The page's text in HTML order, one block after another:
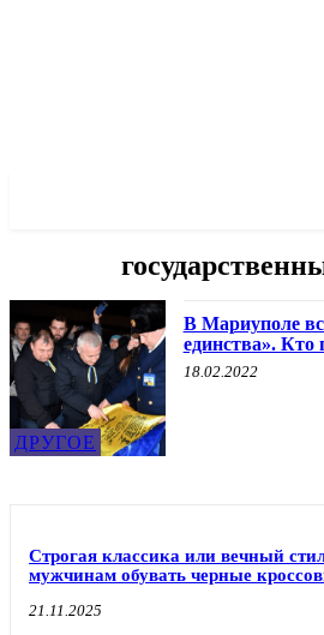
ДРУГОЕ
В Мариуполе
единства». Кто
18.02.2022
Строгая классика или вечный
мужчинам обувать черные
21.11.2025